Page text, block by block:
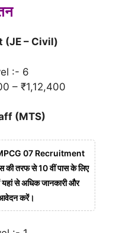
– Civil)
:- 6
– ₹1,12,400
(MTS)
07 Recruitment
तरफ से 10 वीं पास के लिए
से अधिक जानकारी और
करें।